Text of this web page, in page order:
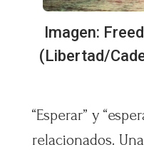
Imagen:
(Libertad/
“Esperar” y
relacionados.